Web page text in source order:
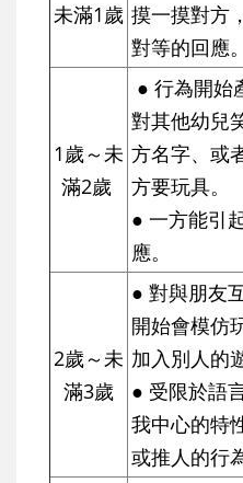
未滿1歲 摸一摸對方
對等的回應。
1歲～未
滿2歲
● 行為開始
對其他幼兒
方名字、或
方要玩具。
● 一方能引
應。
2歲～未
滿3歲
● 對與朋友
開始會模仿
加入別人的
● 受限於語
我中心的特
或推人的行為